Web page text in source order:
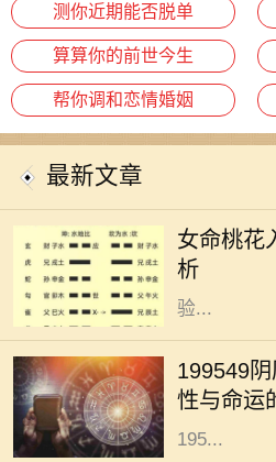
测你近期能否脱单
算算你的前世今生
帮你调和恋情婚姻
最新文章
女命桃花
析
浪漫、爱
性命主来说
象征，暗示
验...
199549
性与命运
在中华文化
势与性格
历来分析一
将深入探讨
195...
1973年，